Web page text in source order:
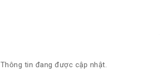
Thông tin đang được cập nhật.